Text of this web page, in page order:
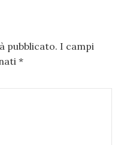
pubblicato. I campi
*